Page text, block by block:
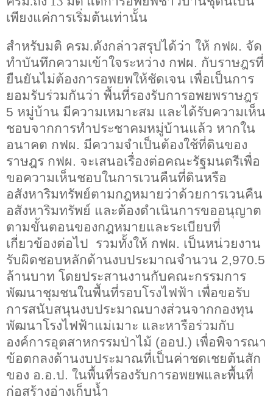
เพียงแค่การเริ่มต้นเท่านั้น
สำหรับมติ ครม.ดังกล่าวสรุปได้ว่า ให้ กฟผ. จัด
ทำบันทึกความเข้าใจระหว่าง กฟผ. กับราษฎรที่
ยืนยันไม่ต้องการอพยพให้ชัดเจน เพื่อเป็นการ
ยอมรับร่วมกันว่า พื้นที่รองรับการอพยพราษฎร
5 หมู่บ้าน มีความเหมาะสม และได้รับความเห็น
ชอบจากการทำประชาคมหมู่บ้านแล้ว หากใน
อนาคต กฟผ. มีความจำเป็นต้องใช้ที่ดินของ
ราษฎร กฟผ. จะเสนอเรื่องต่อคณะรัฐมนตรีเพื่อ
ขอความเห็นชอบในการเวนคืนที่ดินหรือ
อสังหาริมทรัพย์ตามกฎหมายว่าด้วยการเวนคืน
อสังหาริมทรัพย์ และต้องดำเนินการขออนุญาต
ตามขั้นตอนของกฎหมายและระเบียบที่
เกี่ยวข้องต่อไป รวมทั้งให้ กฟผ. เป็นหน่วยงาน
รับผิดชอบหลักด้านงบประมาณจำนวน 2,970.5
ล้านบาท โดยประสานงานกับคณะกรรมการ
พัฒนาชุมชนในพื้นที่รอบโรงไฟฟ้า เพื่อขอรับ
การสนับสนุนงบประมาณบางส่วนจากกองทุน
พัฒนาโรงไฟฟ้าแม่เมาะ และหารือร่วมกับ
องค์การอุตสาหกรรมป่าไม้ (ออป.) เพื่อพิจารณา
ข้อตกลงด้านงบประมาณที่เป็นค่าชดเชยต้นสัก
ของ อ.อ.ป. ในพื้นที่รองรับการอพยพและพื้นที่
ก่อสร้างอ่างเก็บน้ำ